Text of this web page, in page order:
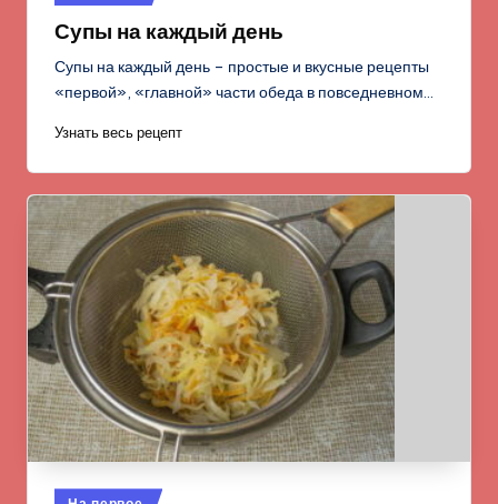
в
Супы на каждый день
Супы на каждый день – простые и вкусные рецепты
«первой», «главной» части обеда в повседневном…
Узнать весь рецепт
Опубликовано